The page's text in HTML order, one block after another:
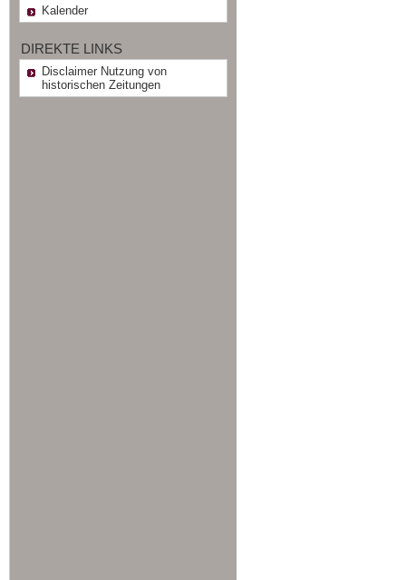
Kalender
DIREKTE LINKS
Disclaimer Nutzung von
historischen Zeitungen